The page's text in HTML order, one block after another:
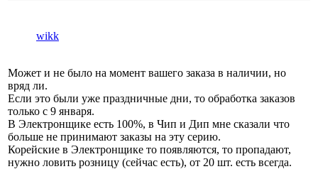
wikk
Может и не было на момент вашего заказа в наличии, но
вряд ли.
Если это были уже праздничные дни, то обработка заказов
только с 9 января.
В Электронщике есть 100%, в Чип и Дип мне сказали что
больше не принимают заказы на эту серию.
Корейские в Электронщике то появляются, то пропадают,
нужно ловить розницу (сейчас есть), от 20 шт. есть всегда.